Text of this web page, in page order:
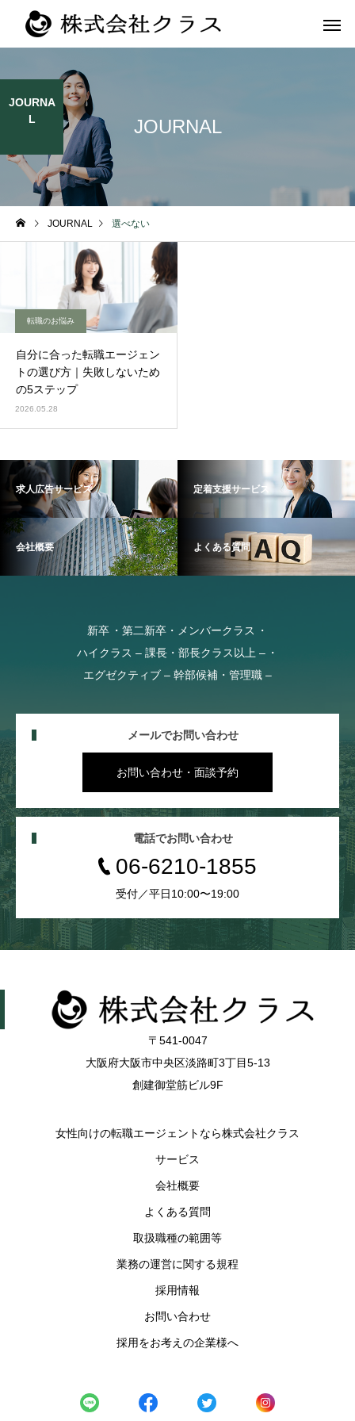
新卒
JOURNAL
JOURNA
L
JOURNAL 選べない
転職のお悩み
自分に合った転職エージェン
トの選び方｜失敗しないため
の5ステップ
2026.05.28
求人広告サービス 定着支援サービス
会社概要 よくある質問
新卒
第二新卒・メンバークラス
ハイクラス – 課長・部長クラス以上 –
エグゼクティブ – 幹部候補・管理職 –
メールでお問い合わせ
お問い合わせ・面談予約
電話でお問い合わせ
06-6210-1855
受付／平日10:00〜19:00
〒541-0047
大阪府大阪市中央区淡路町3丁目5-13
創建御堂筋ビル9F
女性向けの転職エージェントなら株式会社クラス
サービス
会社概要
よくある質問
取扱職種の範囲等
業務の運営に関する規程
採用情報
お問い合わせ
採用をお考えの企業様へ